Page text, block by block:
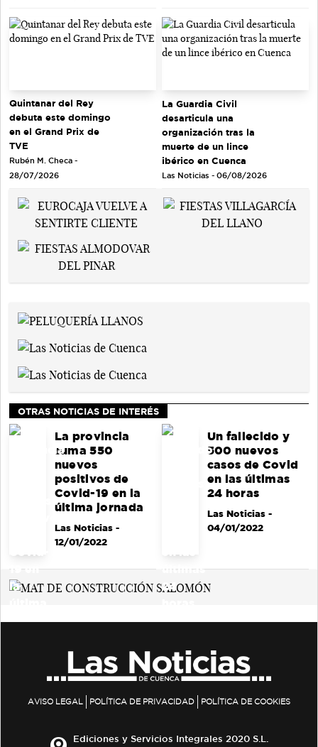
Quintanar del Rey
debuta este domingo
en el Grand Prix de
TVE
Rubén M. Checa -
28/07/2026
La Guardia Civil
desarticula una
organización tras la
muerte de un lince
ibérico en Cuenca
Las Noticias - 06/08/2026
OTRAS NOTICIAS DE INTERÉS
La provincia
suma 550
nuevos
positivos de
Covid-19 en la
última jornada
Las Noticias-
12/01/2022
Un fallecido y
500 nuevos
casos de Covid
en las últimas
24 horas
Las Noticias-
04/01/2022
AVISO LEGAL POLÍTICA DE PRIVACIDAD POLÍTICA DE COOKIES
Ediciones y Servicios Integrales 2020 S.L.